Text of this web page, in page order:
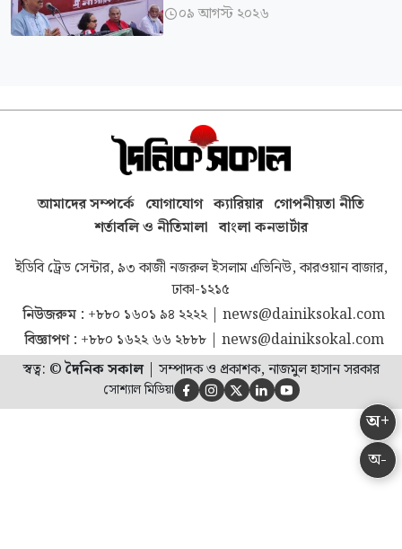
০৯ আগস্ট ২০২৬
অ-
অ+
আমাদের সম্পর্কে যোগাযোগ ক্যারিয়ার গোপনীয়তা নীতি
শর্তাবলি ও নীতিমালা বাংলা কনভার্টার
ইডিবি ট্রেড সেন্টার, ৯৩ কাজী নজরুল ইসলাম এভিনিউ, কারওয়ান বাজার,
ঢাকা-১২১৫
নিউজরুম : +৮৮০ ১৬০১ ৯৪ ২২২২| news@dainiksokal.com
বিজ্ঞাপণ : +৮৮০ ১৬২২ ৬৬ ২৮৮৮| news@dainiksokal.com
স্বত্ব: ©দৈনিক সকাল| সম্পাদক ও প্রকাশক, নাজমুল হাসান সরকার
সোশ্যাল মিডিয়া     